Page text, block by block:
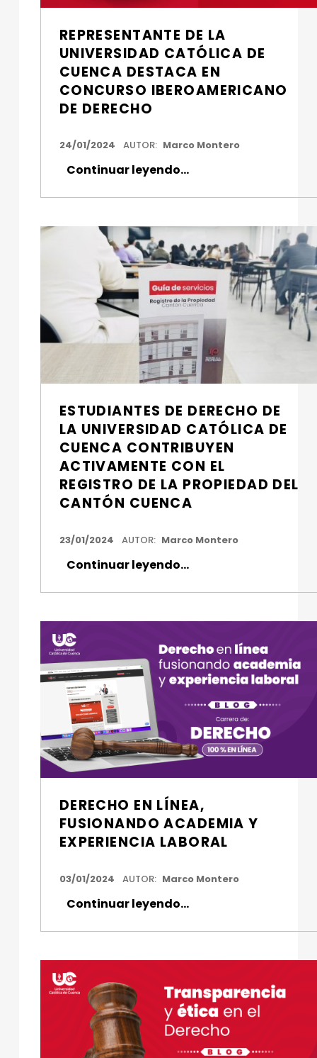
REPRESENTANTE DE LA
UNIVERSIDAD CATÓLICA DE
CUENCA DESTACA EN
CONCURSO IBEROAMERICANO
DE DERECHO
FECHA DE PUBLICACIÓN:
24/01/2024 AUTOR: Marco Montero
Continuar leyendo“Representante de la Universidad Católica de Cuenca destaca en Concurso Iberoamericano de Derecho”
…
ESTUDIANTES DE DERECHO DE
LA UNIVERSIDAD CATÓLICA DE
CUENCA CONTRIBUYEN
ACTIVAMENTE CON EL
REGISTRO DE LA PROPIEDAD DEL
CANTÓN CUENCA
FECHA DE PUBLICACIÓN:
23/01/2024 AUTOR: Marco Montero
Continuar leyendo“Estudiantes de Derecho de la Universidad Católica de Cuenca contribuyen activamente con el Registro de la Propiedad del cantón Cuenca”
…
DERECHO EN LÍNEA,
FUSIONANDO ACADEMIA Y
EXPERIENCIA LABORAL
FECHA DE PUBLICACIÓN:
03/01/2024 AUTOR: Marco Montero
Continuar leyendo“Derecho en línea, fusionando academia y experiencia laboral”
…